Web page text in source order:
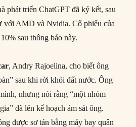
phát triển ChatGPT đã ký kết, sau
với AMD và Nvidia. Cổ phiếu của
sau thông báo này.
, Andry Rajoelina, cho biết ông
sau khi rời khỏi đất nước. Ông
nhưng nói rằng “một nhóm
đã lên kế hoạch ám sát ông.
được sơ tán bằng máy bay quân